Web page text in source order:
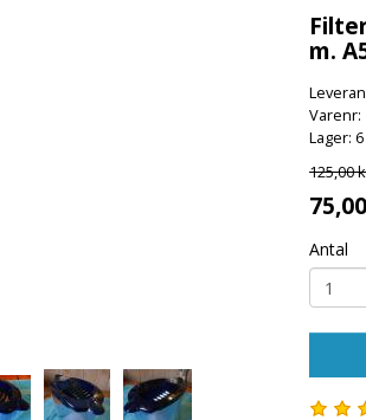
m.
Varenr:
Lager: 6
125,00
Antal